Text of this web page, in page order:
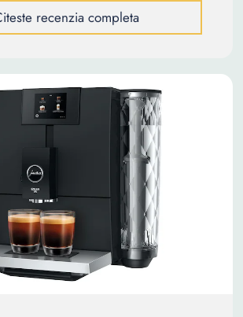
recenzia completa